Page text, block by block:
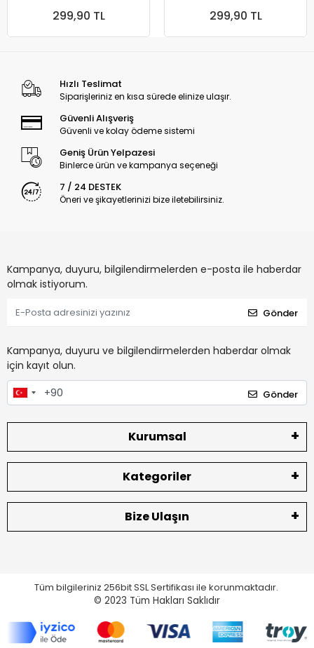
299,90 TL 299,90 TL
Hızlı Teslimat
Siparişleriniz en kısa sürede elinize ulaşır.
Güvenli Alışveriş
Güvenli ve kolay ödeme sistemi
Geniş Ürün Yelpazesi
Binlerce ürün ve kampanya seçeneği
7 / 24 DESTEK
Öneri ve şikayetlerinizi bize iletebilirsiniz.
Kampanya, duyuru, bilgilendirmelerden e-posta ile haberdar
olmak istiyorum.
Gönder
Kampanya, duyuru ve bilgilendirmelerden haberdar olmak
için kayıt olun.
Gönder
Kurumsal
Kategoriler
Bize Ulaşın
Tüm bilgileriniz 256bit SSL Sertifikası ile korunmaktadır.
© 2023 Tüm Hakları Saklıdır